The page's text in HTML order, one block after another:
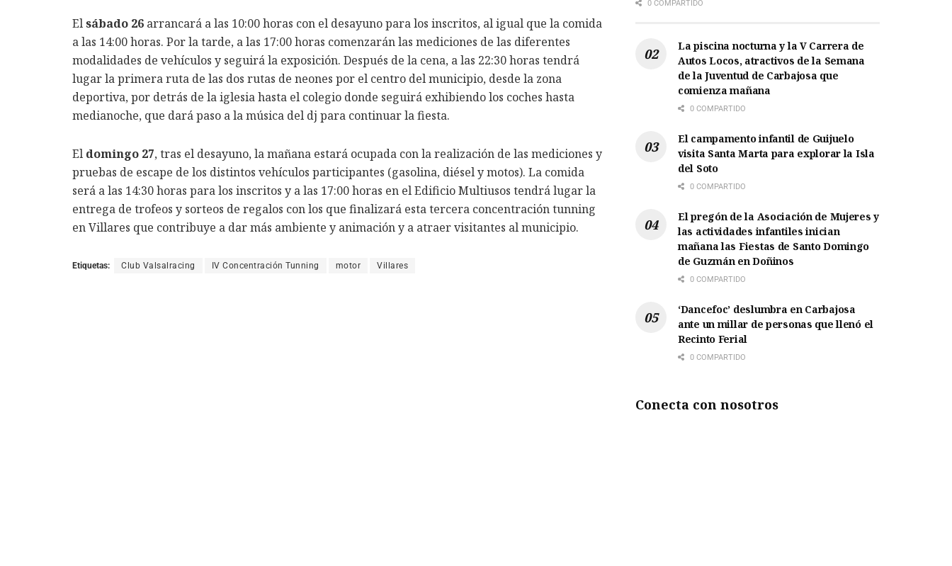
Elsábado 26 arrancará a las 10:00 horas con el desayuno para los inscritos, al igual que la comida
a las 14:00 horas. Por la tarde, a las 17:00 horas comenzarán las mediciones de las diferentes
modalidades de vehículos y seguirá la exposición. Después de la cena, a las 22:30 horas tendrá
lugar la primera ruta de las dos rutas de neones por el centro del municipio, desde la zona
deportiva, por detrás de la iglesia hasta el colegio donde seguirá exhibiendo los coches hasta
medianoche, que dará paso a la música del dj para continuar la fiesta.
El domingo 27, tras el desayuno, la mañana estará ocupada con la realización de las mediciones y
pruebas de escape de los distintos vehículos participantes (gasolina, diésel y motos). La comida
será a las 14:30 horas para los inscritos y a las 17:00 horas en el Edificio Multiusos tendrá lugar la
entrega de trofeos y sorteos de regalos con los que finalizará esta tercera concentración tunning
en Villares que contribuye a dar más ambiente y animación y a atraer visitantes al municipio.
Etiquetas: Club Valsalracing IV Concentración Tunning motor Villares
0 COMPARTIDO
La piscina nocturna y la V Carrera de
Autos Locos, atractivos de la Semana
de la Juventud de Carbajosa que
comienza mañana
0 COMPARTIDO
El campamento infantil de Guijuelo
visita Santa Marta para explorar la Isla
del Soto
0 COMPARTIDO
El pregón de la Asociación de Mujeres y
las actividades infantiles inician
mañana las Fiestas de Santo Domingo
de Guzmán en Doñinos
0 COMPARTIDO
‘Dancefoc’ deslumbra en Carbajosa
ante un millar de personas que llenó el
Recinto Ferial
0 COMPARTIDO
Conecta con nosotros